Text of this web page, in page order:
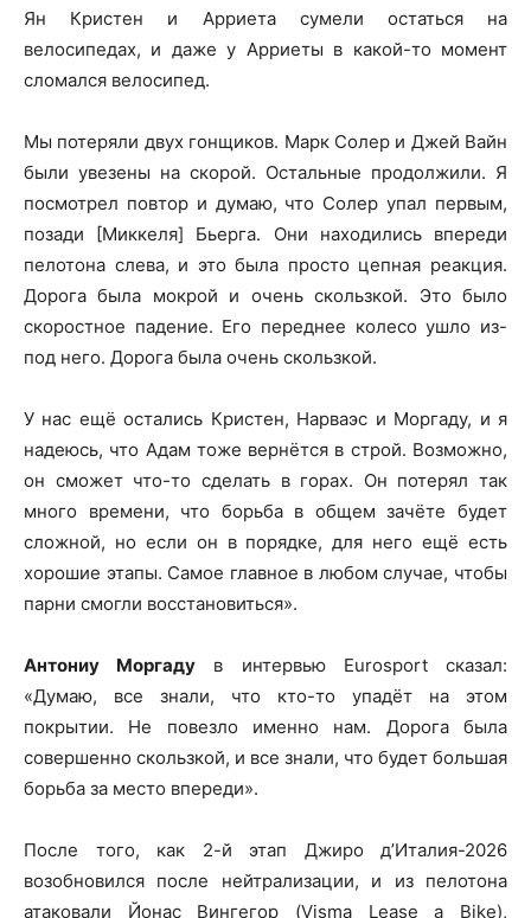
Ян Кристен и Appиета сумели остаться на
велосипедах, и даже у Appиеты в какой-то момент
сломался велосипед.
Мы потеряли двух гонщиков. Марк Солер и Джей Вайн
были увезены на скорой. Остальные продолжили. Я
посмотрел повтор и думаю, что Солер упал первым,
позади [Миккеля] Бьерга. Они находились впереди
пелотона слева, и это была просто цепная реакция.
Дорога была мокрой и очень скользкой. Это было
скоростное падение. Его переднее колесо ушло из-
под него. Дорога была очень скользкой.
У нас ещё остались Кристен, Нарваэс и Моргаду, и я
надеюсь, что Адам тоже вернётся в строй. Возможно,
он сможет что-то сделать в горах. Он потерял так
много времени, что борьба в общем зачёте будет
сложной, но если он в порядке, для него ещё есть
хорошие этапы. Самое главное в любом случае, чтобы
парни смогли восстановиться».
Антониу Моргаду в интервью Eurosport сказал:
«Думаю, все знали, что кто-то упадёт на этом
покрытии. Не повезло именно нам. Дорога была
совершенно скользкой, и все знали, что будет большая
борьба за место впереди».
После того, как 2-й этап Джиро д’Италия-2026
возобновился после нейтрализации, и из пелотона
атаковали Йонас Вингегор (Visma Lease a Bike),